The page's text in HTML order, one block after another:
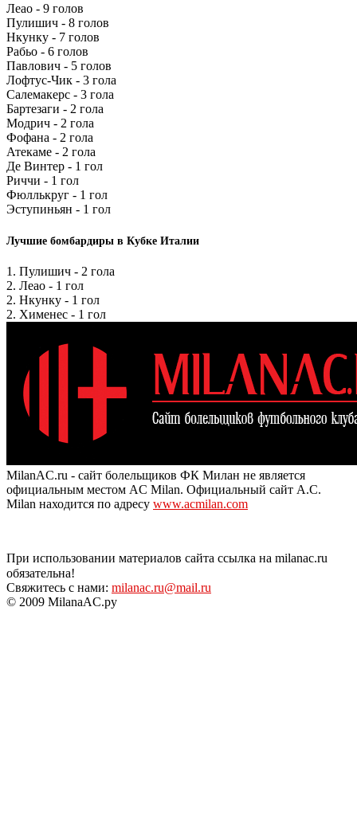
Леао - 9 голов
Пулишич - 8 голов
Нкунку - 7 голов
Рабьо - 6 голов
Павлович - 5 голов
Лофтус-Чик - 3 гола
Салемакерс - 3 гола
Бартезаги - 2 гола
Модрич - 2 гола
Фофана - 2 гола
Атекаме - 2 гола
Де Винтер - 1 гол
Риччи - 1 гол
Фюллькруг - 1 гол
Эступиньян - 1 гол
Лучшие бомбардиры в Кубке Италии
1. Пулишич - 2 гола
2. Леао - 1 гол
2. Нкунку - 1 гол
2. Хименес - 1 гол
MilanAC.ru - сайт болельщиков ФК Милан не является
официальным местом AC Milan. Официальный сайт A.C.
Milan находится по адресу www.acmilan.com
При использовании материалов сайта ссылка на milanac.ru
обязательна!
Свяжитесь с нами: milanac.ru@mail.ru
© 2009 MilanaAC.ру